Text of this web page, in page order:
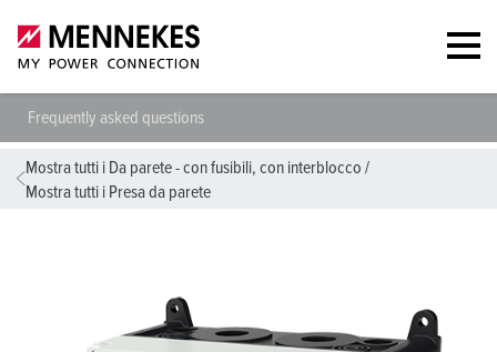
Frequently asked questions
Mostra tutti i Da parete - con fusibili, con interblocco /
Mostra tutti i Presa da parete